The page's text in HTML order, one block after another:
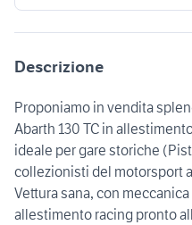
Descrizione
Proponiamo in vendita
Abarth 130 TC in
ideale per gare storiche
collezionisti del motorsport
Vettura sana, con
allestimento racing pronto